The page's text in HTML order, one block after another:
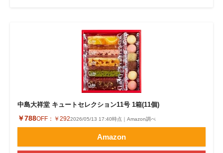
中島大祥堂 キュートセレクション11号 1箱(11個)
￥788OFF： ￥2922026/05/13 17:40時点｜Amazon調べ
Amazon